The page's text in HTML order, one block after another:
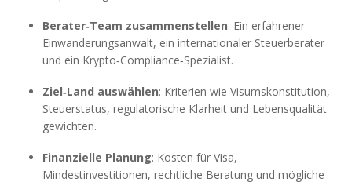
Berater‑Team zusammenstellen: Ein erfahrener
Einwanderungsanwalt, ein internationaler Steuerberater
und ein Krypto‑Compliance‑Spezialist.
Ziel‑Land auswählen: Kriterien wie Visumskonstitution,
Steuerstatus, regulatorische Klarheit und Lebensqualität
gewichten.
Finanzielle Planung: Kosten für Visa,
Mindestinvestitionen, rechtliche Beratung und mögliche